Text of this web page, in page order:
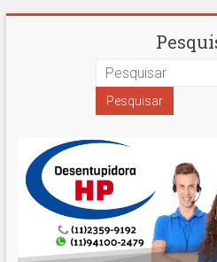
Paulo
Hidro
Prime